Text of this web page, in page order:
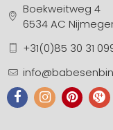
Boekweitweg 4
6534 AC
+31(0)85 30 31